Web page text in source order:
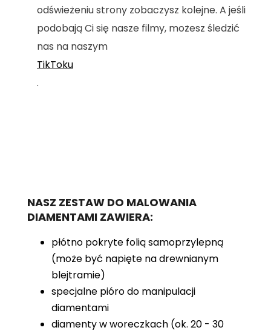
odświeżeniu strony zobaczysz kolejne. A jeśli
podobają Ci się nasze filmy, możesz śledzić
nas na naszym
TikToku
.
NASZ ZESTAW DO MALOWANIA
DIAMENTAMI ZAWIERA:
płótno pokryte folią samoprzylepną
(może być napięte na drewnianym
blejtramie)
specjalne pióro do manipulacji
diamentami
diamenty w woreczkach (ok. 20 - 30